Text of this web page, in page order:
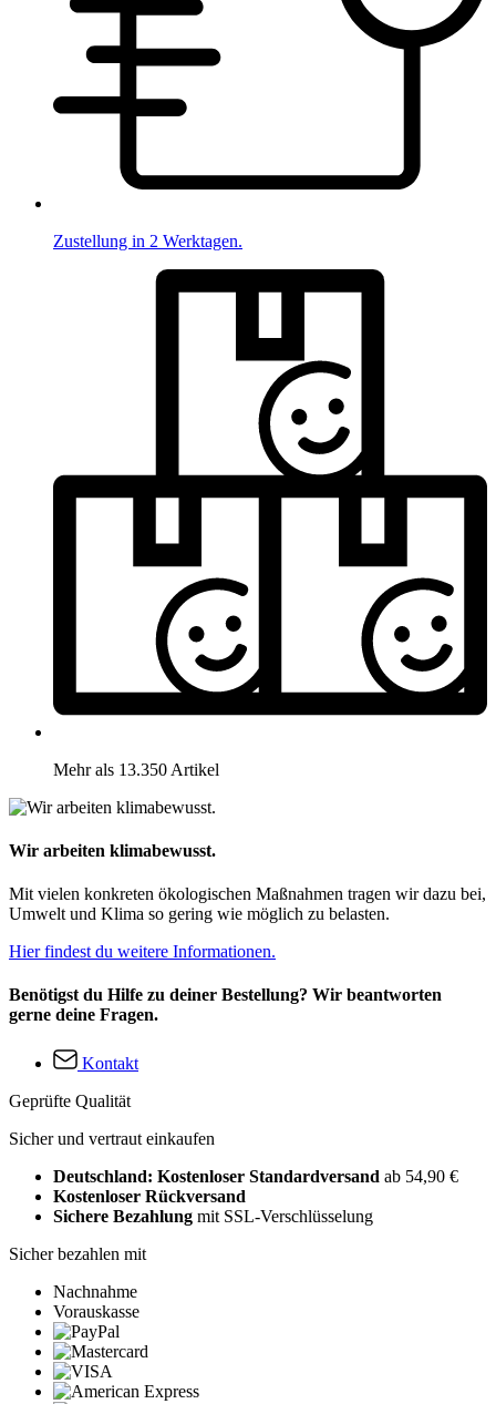
Zustellung in 2 Werktagen.
Mehr als 13.350 Artikel
Wir arbeiten klimabewusst.
Mit vielen konkreten ökologischen Maßnahmen tragen wir dazu bei,
Umwelt und Klima so gering wie möglich zu belasten.
Hier findest du weitere Informationen.
Benötigst du Hilfe zu deiner Bestellung? Wir beantworten
gerne deine Fragen.
Kontakt
Geprüfte Qualität
Sicher und vertraut einkaufen
Deutschland: Kostenloser Standardversand ab 54,90 €
Kostenloser Rückversand
Sichere Bezahlung mit SSL-Verschlüsselung
Sicher bezahlen mit
Nachnahme
Vorauskasse